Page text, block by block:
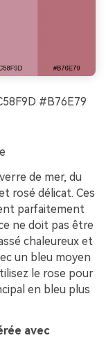
#B76E79
de mer, du
rosé délicat. Ces
parfaitement
ne doit pas être
chaleureux et
un bleu moyen
le rose pour
en bleu plus
avec